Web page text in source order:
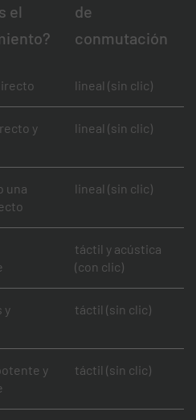
el
de
conmutación
lineal (sin clic)
y
lineal (sin clic)
una
lineal (sin clic)
táctil y acústica
(con clic)
y
táctil (sin clic)
y
táctil (sin clic)